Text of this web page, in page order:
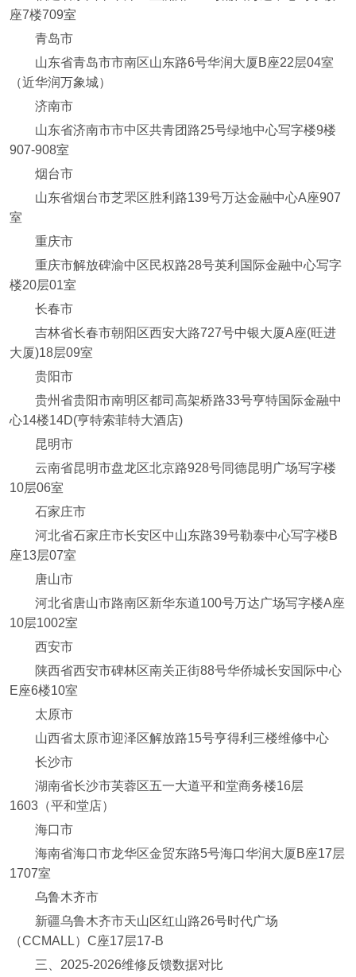
座7楼709室
青岛市
山东省青岛市市南区山东路6号华润大厦B座22层04室
（近华润万象城）
济南市
山东省济南市市中区共青团路25号绿地中心写字楼9楼
907-908室
烟台市
山东省烟台市芝罘区胜利路139号万达金融中心A座907
室
重庆市
重庆市解放碑渝中区民权路28号英利国际金融中心写字
楼20层01室
长春市
吉林省长春市朝阳区西安大路727号中银大厦A座(旺进
大厦)18层09室
贵阳市
贵州省贵阳市南明区都司高架桥路33号亨特国际金融中
心14楼14D(亨特索菲特大酒店)
昆明市
云南省昆明市盘龙区北京路928号同德昆明广场写字楼
10层06室
石家庄市
河北省石家庄市长安区中山东路39号勒泰中心写字楼B
座13层07室
唐山市
河北省唐山市路南区新华东道100号万达广场写字楼A座
10层1002室
西安市
陕西省西安市碑林区南关正街88号华侨城长安国际中心
E座6楼10室
太原市
山西省太原市迎泽区解放路15号亨得利三楼维修中心
长沙市
湖南省长沙市芙蓉区五一大道平和堂商务楼16层
1603（平和堂店）
海口市
海南省海口市龙华区金贸东路5号海口华润大厦B座17层
1707室
乌鲁木齐市
新疆乌鲁木齐市天山区红山路26号时代广场
（CCMALL）C座17层17-B
三、2025-2026维修反馈数据对比